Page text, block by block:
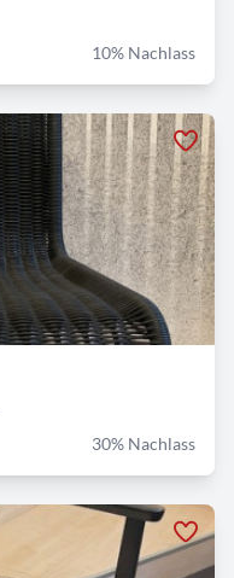
10% Nachlass
30% Nachlass